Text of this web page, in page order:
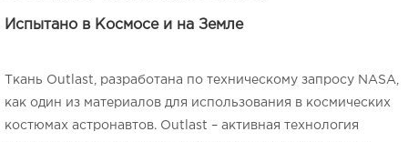
Испытано в Космосе и на Земле
Ткань Outlast , разработана по техническому запросу NASA,
как один из материалов для использования в космических
костюмах астронавтов. Outlast – активная технология